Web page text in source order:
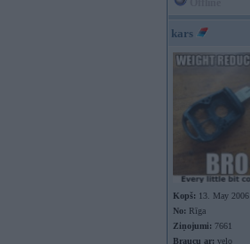
kars
Kopš: 13. May 2006
No: Rīga
Ziņojumi: 7661
Braucu ar: velo